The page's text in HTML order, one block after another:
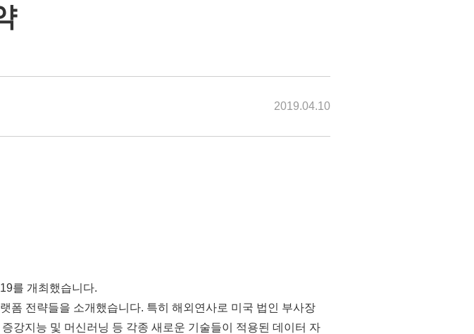
2019.04.10
를 개최했습니다.
폼 전략들을 소개했습니다. 특히 해외연사로 미국 법인 부사장
강지능 및 머신러닝 등 각종 새로운 기술들이 적용된 데이터 자